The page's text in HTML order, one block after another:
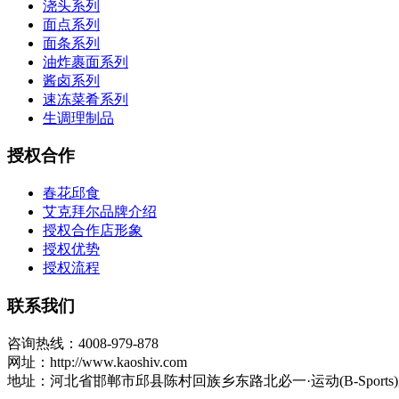
浇头系列
面点系列
面条系列
油炸裹面系列
酱卤系列
速冻菜肴系列
生调理制品
授权合作
春花邱食
艾克拜尔品牌介绍
授权合作店形象
授权优势
授权流程
联系我们
咨询热线：4008-979-878
网址：http://www.kaoshiv.com
地址：河北省邯郸市邱县陈村回族乡东路北必一·运动(B-